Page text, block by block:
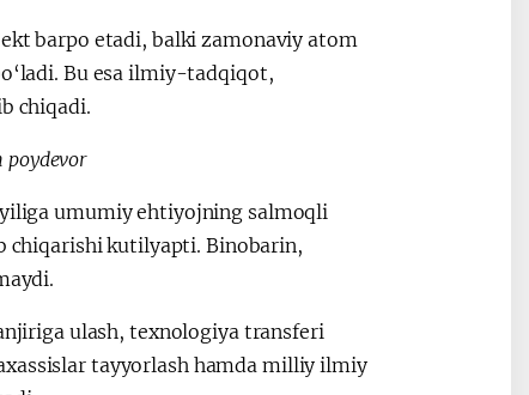
barpo etadi, balki zamonaviy atom
Bu esa ilmiy-tadqiqot,
chiqadi.
poydevor
yiliga umumiy ehtiyojning salmoqli
chiqarishi kutilyapti. Binobarin,
ulash, texnologiya transferi
tayyorlash hamda milliy ilmiy